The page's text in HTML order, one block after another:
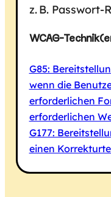
z. B. Passwort-
WCAG-
G85:
wenn die
erforderlichen
erforderlichen
G177:
einen